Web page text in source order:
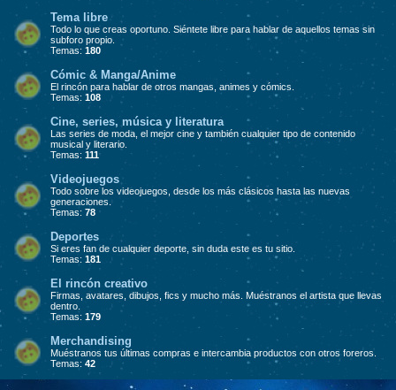
Tema libre
Todo lo que creas oportuno. Siéntete libre para hablar de aquellos temas sin
subforo propio.
Temas: 180
Cómic & Manga/Anime
El rincón para hablar de otros mangas, animes y cómics.
Temas: 108
Cine, series, música y literatura
Las series de moda, el mejor cine y también cualquier tipo de contenido
musical y literario.
Temas: 111
Videojuegos
Todo sobre los videojuegos, desde los más clásicos hasta las nuevas
generaciones.
Temas: 78
Deportes
Si eres fan de cualquier deporte, sin duda este es tu sitio.
Temas: 181
El rincón creativo
Firmas, avatares, dibujos, fics y mucho más. Muéstranos el artista que llevas
dentro.
Temas: 179
Merchandising
Muéstranos tus últimas compras e intercambia productos con otros foreros.
Temas: 42